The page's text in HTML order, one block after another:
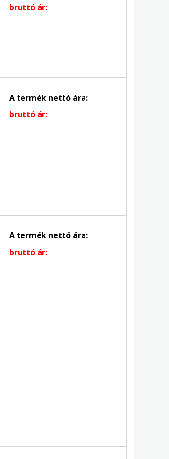
bruttó ár:
A termék nettó ára:
bruttó ár:
A termék nettó ára:
bruttó ár: